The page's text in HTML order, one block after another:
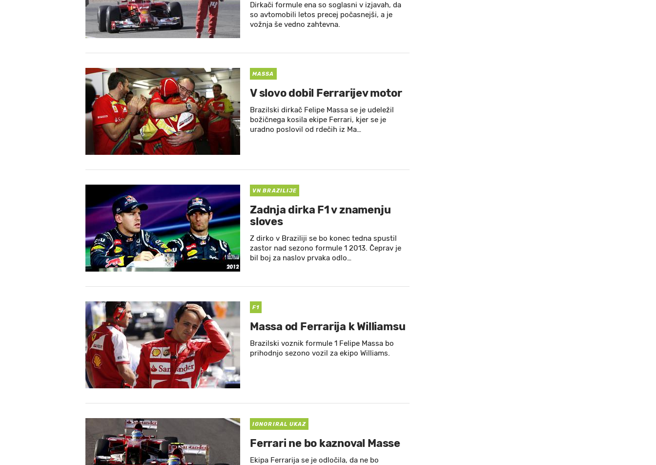
Dirkači formule ena so soglasni v izjavah, da
so avtomobili letos precej počasnejši, a je
vožnja še vedno zahtevna.
MASSA
V slovo dobil Ferrarijev motor
Brazilski dirkač Felipe Massa se je udeležil
božičnega kosila ekipe Ferrari, kjer se je
uradno poslovil od rdečih iz Ma…
VN BRAZILIJE
Zadnja dirka F1 v znamenju
sloves
Z dirko v Braziliji se bo konec tedna spustil
zastor nad sezono formule 1 2013. Čeprav je
bil boj za naslov prvaka odlo…
F1
Massa od Ferrarija k Williamsu
Brazilski voznik formule 1 Felipe Massa bo
prihodnjo sezono vozil za ekipo Williams.
IGNORIRAL UKAZ
Ferrari ne bo kaznoval Masse
Ekipa Ferrarija se je odločila, da ne bo